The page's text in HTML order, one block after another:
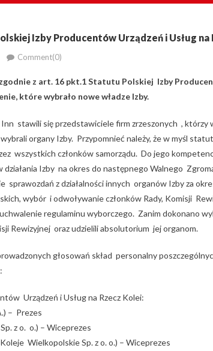
Izby Producentów Urządzeń i Usług na
Comment(0)
z art. 16 pkt.1 Statutu Polskiej Izby
które wybrało nowe władze Izby.
stawili się przedstawiciele firm zrzeszonych , którzy
organy Izby. Przypomnieć należy, że w myśl
wszystkich członków samorządu. Do jego
Izby na okres do następnego Walnego
sprawozdań z działalności innych organów Izby za
wybór i odwoływanie członków Rady, Komisji
regulaminu wyborczego. Zanim dokonano
Rewizyjnej oraz udzielili absolutorium jej organom.
głosowań skład personalny
Urządzeń i Usług na Rzecz Kolei:
– Prezes
z o. o.) – Wiceprezes
Wielkopolskie Sp. z o. o.) – Wiceprezes